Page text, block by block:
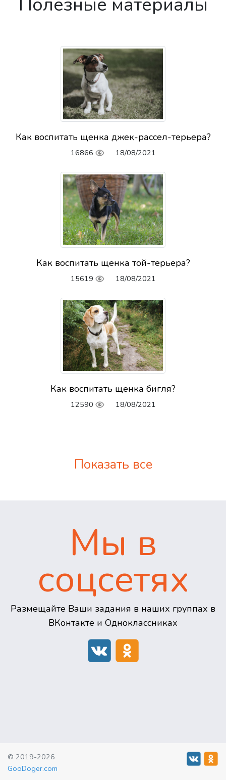
Как воспитать щенка джек-рассел-терьера?
16866 18/08/2021
Как воспитать щенка той-терьера?
15619 18/08/2021
Как воспитать щенка бигля?
12590 18/08/2021
Показать все
Мы в
соцсетях
Размещайте Ваши задания в наших группах в
ВКонтакте и Одноклассниках
© 2019-2026
GooDoger.com